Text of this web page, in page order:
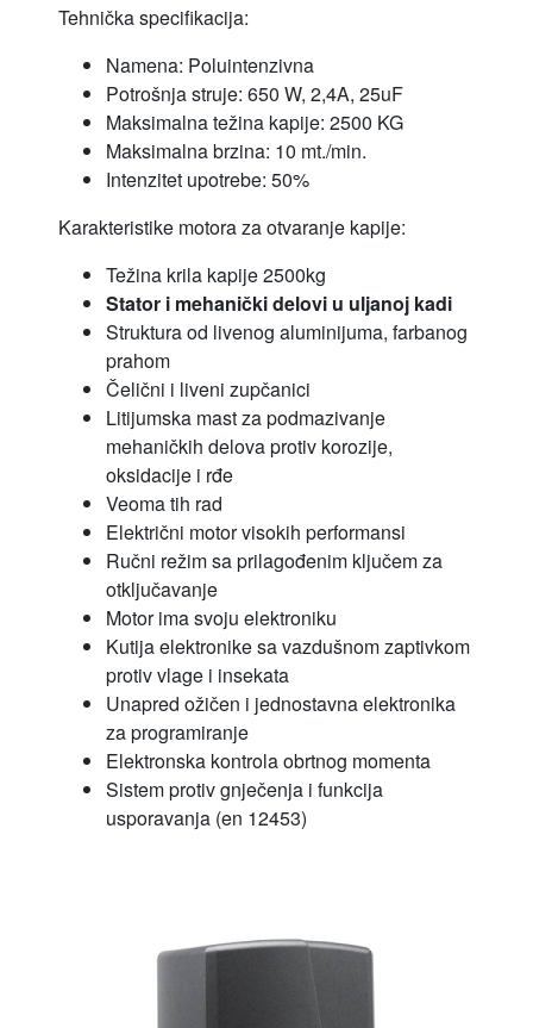
Tehnička specifikacija:
Namena: Poluintenzivna
Potrošnja struje: 650 W, 2,4A, 25uF
Maksimalna težina kapije: 2500 KG
Maksimalna brzina: 10 mt./min.
Intenzitet upotrebe: 50%
Karakteristike motora za otvaranje kapije:
Težina krila kapije 2500kg
Stator i mehanički delovi u uljanoj kadi
Struktura od livenog aluminijuma, farbanog
prahom
Čelični i liveni zupčanici
Litijumska mast za podmazivanje
mehaničkih delova protiv korozije,
oksidacije i rđe
Veoma tih rad
Električni motor visokih performansi
Ručni režim sa prilagođenim ključem za
otključavanje
Motor ima svoju elektroniku
Kutija elektronike sa vazdušnom zaptivkom
protiv vlage i insekata
Unapred ožičen i jednostavna elektronika
za programiranje
Elektronska kontrola obrtnog momenta
Sistem protiv gnječenja i funkcija
usporavanja (en 12453)